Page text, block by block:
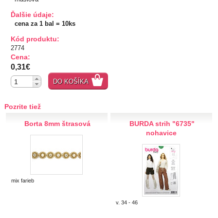
TIPY NA DARČEKY
Zľavnené
Aplikácie
Kovové, plastové
Prerážacie
Nažehlovacie, prilepovacie
Šróbovacie
Oči, nos,tvár
Kvetinky
Ďalšie údaje:
cena za 1 bal = 10ks
Kód produktu:
2774
Cena:
0,31€
DO KOŠÍKA
Pozrite tiež
Borta 8mm štrasová
mix farieb
BURDA strih "6735"
nohavice
v. 34 - 46